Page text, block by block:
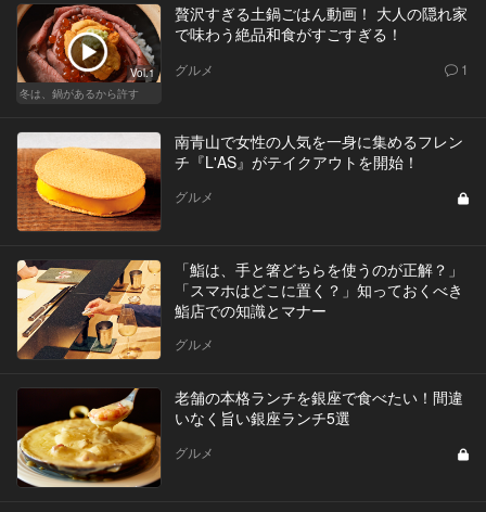
Vol.1
冬は、鍋があるから許す
贅沢すぎる土鍋ごはん動画！ 大人の隠れ家
で味わう絶品和食がすごすぎる！
グルメ 1
南青山で女性の人気を一身に集めるフレン
チ『L'AS』がテイクアウトを開始！
グルメ
「鮨は、手と箸どちらを使うのが正解？」
「スマホはどこに置く？」知っておくべき
鮨店での知識とマナー
グルメ
老舗の本格ランチを銀座で食べたい！間違
いなく旨い銀座ランチ5選
グルメ